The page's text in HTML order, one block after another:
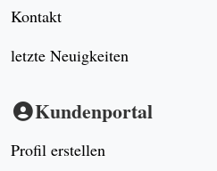
Kontakt
letzte Neuigkeiten
Kundenportal
Profil erstellen